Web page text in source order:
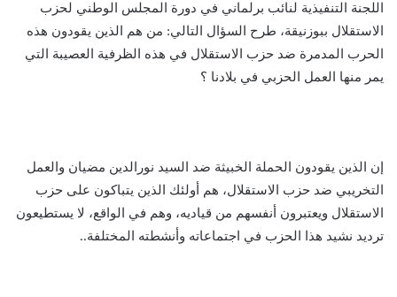
اللجنة التنفيذية لنائب برلماني في دورة المجلس الوطني لحزب
الاستقلال ببوزنيقة، طرح السؤال التالي: من هم الذين يقودون هذه
الحرب المدمرة ضد حزب الاستقلال في هذه الظرفية العصيبة التي
يمر منها العمل الحزبي في بلادنا ؟
إن الذين يقودون الحملة الخبيثة ضد السيد نورالدين مضيان والعمل
التخريبي ضد حزب الاستقلال، هم أولئك الذين يتباكون على حزب
الاستقلال ويعتبرون أنفسهم من قياديه، وهم في الواقع، لا يستطيعون
ترديد نشيد هذا الحزب في اجتماعاته وأنشطته المختلفة..